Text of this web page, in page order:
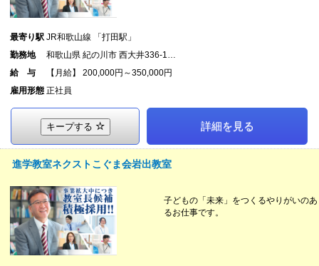
最寄り駅 JR和歌山線 「打田駅」
勤務地
和歌山県 紀の川市 西大井336-1…
給 与
【月給】 200,000円～350,000円
雇用形態 正社員
キープする 詳細を見る
進学教室ネクストこぐま会岩出教室
子どもの「未来」をつくるやりがいのあ
るお仕事です。